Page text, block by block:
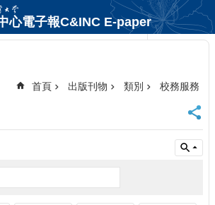
心電子報C&INC E-paper
首頁 出版刊物 類別 校務服務